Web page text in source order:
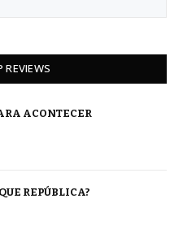
REVIEWS
ACONTECER
REPÚBLICA?